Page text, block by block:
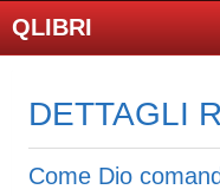
QLIBRI
DETTAGLI
Come Dio